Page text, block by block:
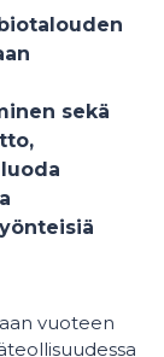
sekä
vuoteen